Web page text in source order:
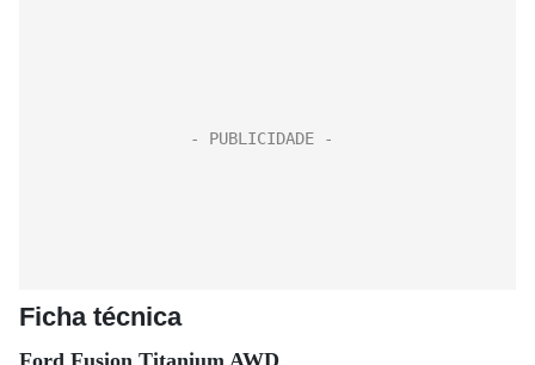
Ficha técnica
Ford Fusion Titanium AWD